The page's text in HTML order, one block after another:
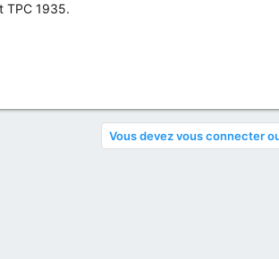
TPC 1935.
Vous devez vous connecter